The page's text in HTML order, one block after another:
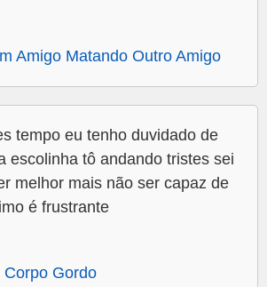
Amigo Matando Outro Amigo
tempo eu tenho duvidado de
escolinha tô andando tristes sei
melhor mais não ser capaz de
é frustrante
Gordo